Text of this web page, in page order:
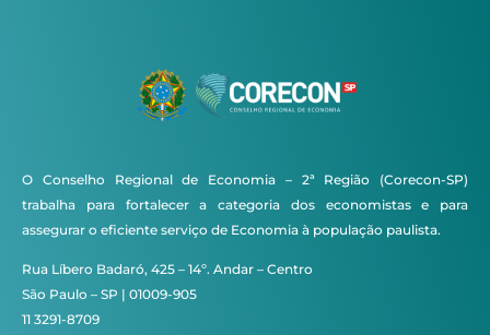
O Conselho Regional de Economia – 2ª Região (Corecon-SP)
trabalha para fortalecer a categoria dos economistas e para
assegurar o eficiente serviço de Economia à população paulista.
Rua Líbero Badaró, 425 – 14º. Andar – Centro
São Paulo – SP | 01009-905
11 3291-8709